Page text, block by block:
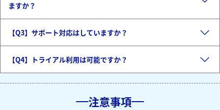
e
o
i
d
ますか？
【Q3】サポート対応はしていますか？
【Q4】トライアル利用は可能ですか？
注意事項